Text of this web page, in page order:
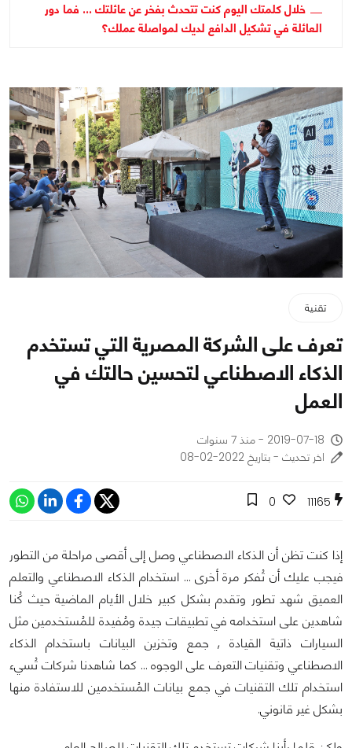
خلال كلمتك اليوم كنت تتحدث بفخر عن عائلتك ... فما دور
العائلة في تشكيل الدافع لديك لمواصلة عملك؟
تقنية
تعرف على الشركة المصرية التي تستخدم
الذكاء الاصطناعي لتحسين حالتك في
العمل
2019-07-18 - منذ 7 سنوات
اخر تحديث - بتاريخ 2022-02-08
11165
0
إذا كنت تظن أن الذكاء الاصطناعي وصل إلى أقصى مراحلة من التطور
فيجب عليك أن تُفكر مرة أخرى ... استخدام الذكاء الاصطناعي والتعلم
العميق شهد تطور وتقدم بشكل كبير خلال الأيام الماضية حيث كُنا
شاهدين على استخدامه في تطبيقات جيدة ومُفيدة للمُستخدمين مثل
السيارات ذاتية القيادة , جمع وتخزين البيانات باستخدام الذكاء
الاصطناعي وتقنيات التعرف على الوجوه ... كما شاهدنا شركات تُسيء
استخدام تلك التقنيات في جمع بيانات المُستخدمين للاستفادة منها
بشكل غير قانوني.